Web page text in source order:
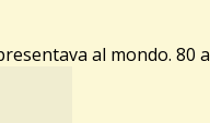
al mondo. 80